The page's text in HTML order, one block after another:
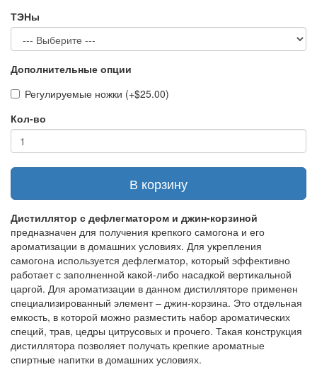
ТЭНы
Дополнительные опции
Регулируемые ножки (+$25.00)
Кол-во
В корзину
Дистиллятор с дефлегматором и джин-корзиной
предназначен для получения крепкого самогона и его
ароматизации в домашних условиях. Для укрепления
самогона используется дефлегматор, который эффективно
работает с заполненной какой-либо насадкой вертикальной
царгой. Для ароматизации в данном дистилляторе применен
специализированный элемент – джин-корзина. Это отдельная
емкость, в которой можно разместить набор ароматических
специй, трав, цедры цитрусовых и прочего. Такая конструкция
дистиллятора позволяет получать крепкие ароматные
спиртные напитки в домашних условиях.